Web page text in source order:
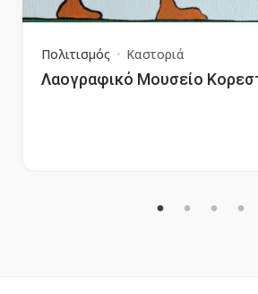
Πολιτισμός Καστοριά
Λαογραφικό Μουσείο